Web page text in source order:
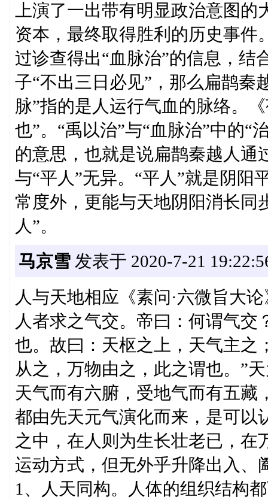
上演了一出带有明显政治意图
资本，最终取得胜利的历史
过诊查得出“血脉治”的信息，结
子“不出三日必见”，那么扁鹊秦
脉”指的是人运行气血的脉络。
也”。“禹以治”与“血脉治”中的“
的意思，也就是说扁鹊秦越人通
与“平人”无异。“平人”就是阴阳
常度外，更能与天地阴阳消长同
人”。
马京雪发表于 2020-7-21
人与天地相应《素问·六微旨大
人者求之气交。帝曰：何谓气
也。故曰：天枢之上，天气主之
从之，万物由之，此之谓也。”
天气而有六腑，受地气而有五藏
都由先天元气演化而来，是可以
之中，在人则为生长壮老已，在
运动方式，但无外乎升降出入、
1、人天同构。人体的组织结构